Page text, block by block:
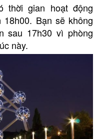
thời gian hoạt động
Bạn sẽ không
sau 17h30 vì phòng
này.